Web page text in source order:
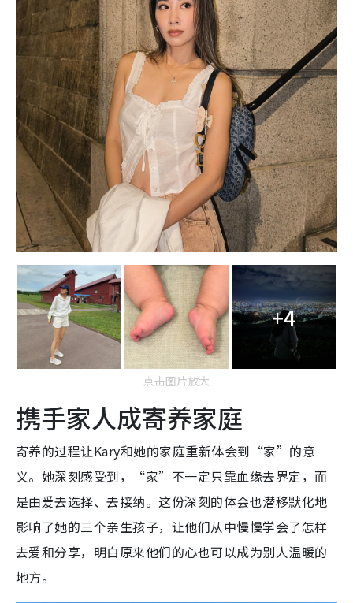
+4
点击图片放大
携手家人成寄养家庭
寄养的过程让Kary和她的家庭重新体会到“家”的意
义。她深刻感受到，“家”不一定只靠血缘去界定，而
是由爱去选择、去接纳。这份深刻的体会也潜移默化地
影响了她的三个亲生孩子，让他们从中慢慢学会了怎样
去爱和分享，明白原来他们的心也可以成为别人温暖的
地方。